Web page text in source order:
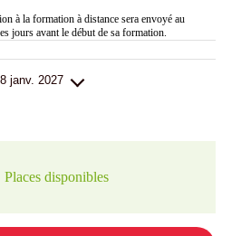
à la formation à distance sera envoyé au
jours avant le début de sa formation.
janv. 2027
Places disponibles